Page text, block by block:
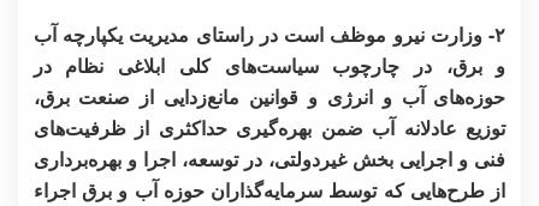
۲- وزارت نیرو موظف است در راستای مدیریت یکپارچه آب
و برق، در چارچوب سیاست‌های کلی ابلاغی نظام در
حوزه‌های آب و انرژی و قوانین مانع‌زدایی از صنعت برق،
توزیع عادلانه آب ضمن بهره‌گیری حداکثری از ظرفیت‌های
فنی و اجرایی بخش غیردولتی، در توسعه، اجرا و بهره‌برداری
از طرح‌هایی که توسط سرمایه‌گذاران حوزه آب و برق اجراء